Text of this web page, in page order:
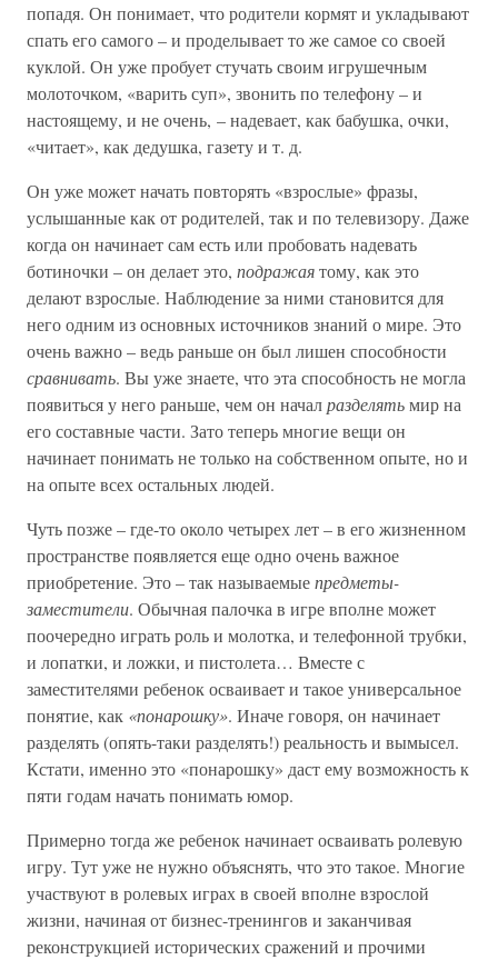
попадя. Он понимает, что родители кормят и укладывают
спать его самого – и проделывает то же самое со своей
куклой. Он уже пробует стучать своим игрушечным
молоточком, «варить суп», звонить по телефону – и
настоящему, и не очень, – надевает, как бабушка, очки,
«читает», как дедушка, газету и т. д.
Он уже может начать повторять «взрослые» фразы,
услышанные как от родителей, так и по телевизору. Даже
когда он начинает сам есть или пробовать надевать
ботиночки – он делает это, подражаятому, как это
делают взрослые. Наблюдение за ними становится для
него одним из основных источников знаний о мире. Это
очень важно – ведь раньше он был лишен способности
сравнивать. Вы уже знаете, что эта способность не могла
появиться у него раньше, чем он началразделятьмир на
его составные части. Зато теперь многие вещи он
начинает понимать не только на собственном опыте, но и
на опыте всех остальных людей.
Чуть позже – где-то около четырех лет – в его жизненном
пространстве появляется еще одно очень важное
приобретение. Это – так называемыепредметы-
заместители. Обычная палочка в игре вполне может
поочередно играть роль и молотка, и телефонной трубки,
и лопатки, и ложки, и пистолета… Вместе с
заместителями ребенок осваивает и такое универсальное
понятие, как «понарошку». Иначе говоря, он начинает
разделять (опять-таки разделять!) реальность и вымысел.
Кстати, именно это «понарошку» даст ему возможность к
пяти годам начать понимать юмор.
Примерно тогда же ребенок начинает осваивать ролевую
игру. Тут уже не нужно объяснять, что это такое. Многие
участвуют в ролевых играх в своей вполне взрослой
жизни, начиная от бизнес-тренингов и заканчивая
реконструкцией исторических сражений и прочими